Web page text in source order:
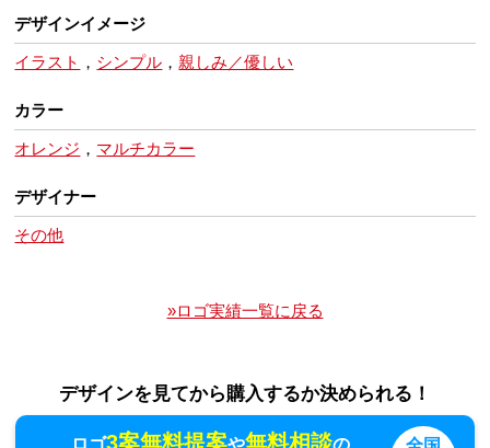
デザインイメージ
イラスト ， シンプル ， 親しみ／優しい
カラー
オレンジ ， マルチカラー
デザイナー
その他
»ロゴ実績一覧に戻る
デザインを見てから購入するか決められる！
ロゴ3案無料提案や無料相談の